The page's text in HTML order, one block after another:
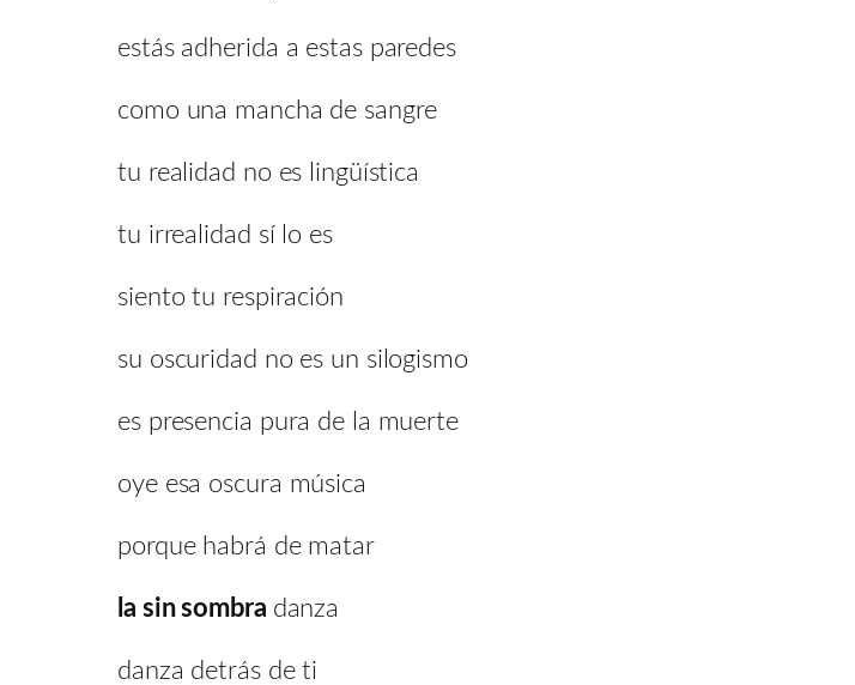
estás adherida a estas paredes
como una mancha de sangre
tu realidad no es lingüística
tu irrealidad sí lo es
siento tu respiración
su oscuridad no es un silogismo
es presencia pura de la muerte
oye esa oscura música
porque habrá de matar
la sin sombra danza
danza detrás de ti